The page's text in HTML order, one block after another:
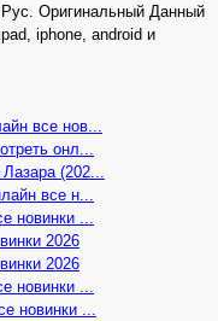
Оригинальный Данный
iphone, android и
все нов...
онл...
(202...
все н...
новинки ...
2026
2026
новинки ...
новинки ...